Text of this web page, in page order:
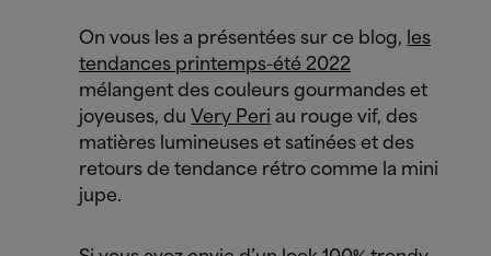
On vous les a présentées sur ce blog, les
tendances printemps-été 2022
mélangent des couleurs gourmandes et
joyeuses, du Very Peri au rouge vif, des
matières lumineuses et satinées et des
retours de tendance rétro comme la mini
jupe.